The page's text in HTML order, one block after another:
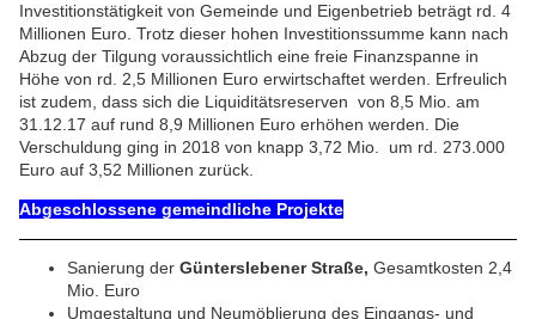
Investitionstätigkeit von Gemeinde und Eigenbetrieb beträgt rd. 4
Millionen Euro. Trotz dieser hohen Investitionssumme kann nach
Abzug der Tilgung voraussichtlich eine freie Finanzspanne in
Höhe von rd. 2,5 Millionen Euro erwirtschaftet werden. Erfreulich
ist zudem, dass sich die Liquiditätsreserven von 8,5 Mio. am
31.12.17 auf rund 8,9 Millionen Euro erhöhen werden. Die
Verschuldung ging in 2018 von knapp 3,72 Mio. um rd. 273.000
Euro auf 3,52 Millionen zurück.
Abgeschlossene gemeindliche Projekte
Sanierung der Günterslebener Straße, Gesamtkosten 2,4
Mio. Euro
Umgestaltung und Neumöblierung des Eingangs- und